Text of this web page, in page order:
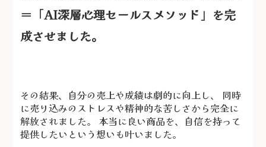
＝「AI深層心理セールスメソッド」を完
成させました。
その結果、自分の売上や成績は劇的に向上し、 同時
に売り込みのストレスや精神的な苦しさから完全に
解放されました。 本当に良い商品を、自信を持って
提供したいという想いも叶いました。